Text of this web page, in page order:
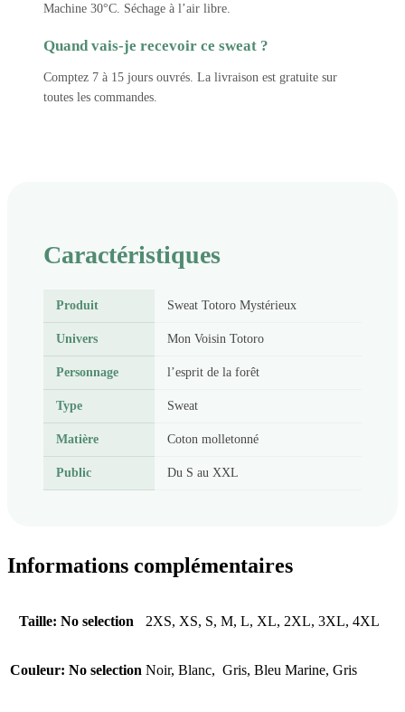
Machine 30°C. Séchage à l’air libre.
Quand vais-je recevoir ce sweat ?
Comptez 7 à 15 jours ouvrés. La livraison est gratuite sur
toutes les commandes.
Caractéristiques
Produit Sweat Totoro Mystérieux
Univers Mon Voisin Totoro
Personnage l’esprit de la forêt
Type Sweat
Matière Coton molletonné
Public Du S au XXL
Informations complémentaires
Taille: No selection 2XS, XS, S, M, L, XL, 2XL, 3XL, 4XL
Couleur: No selection Noir, Blanc, Gris, Bleu Marine, Gris